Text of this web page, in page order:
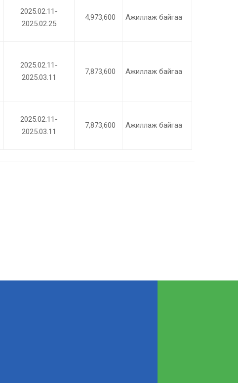
2025.02.11-
2025.02.25
4,973,600 Ажиллаж байгаа
2025.02.11-
2025.03.11
7,873,600 Ажиллаж байгаа
2025.02.11-
2025.03.11
7,873,600 Ажиллаж байгаа